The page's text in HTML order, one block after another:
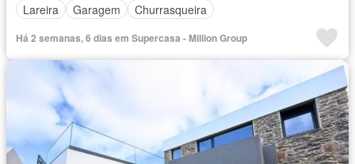
Lareira
Garagem Churrasqueira
Há 2 semanas, 6 dias em Supercasa - Million Group